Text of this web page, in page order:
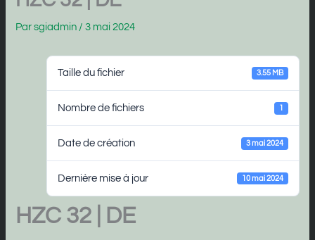
Parsgiadmin /3 mai 2024
Taille du fichier 3.55 MB
Nombre de fichiers 1
Date de création 3 mai 2024
Dernière mise à jour 10 mai 2024
HZC 32 | DE